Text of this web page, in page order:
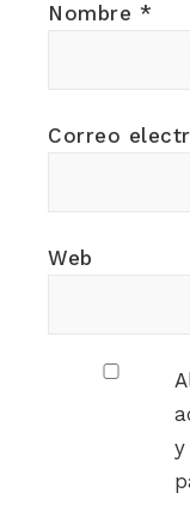
Nombre *
Correo
Web